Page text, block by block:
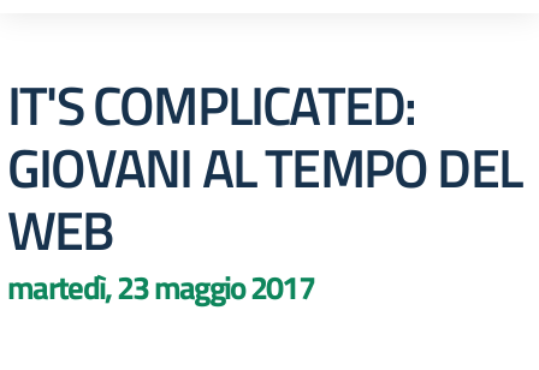
IT'S COMPLICATED:
GIOVANI AL TEMPO DEL
WEB
martedì, 23 maggio 2017